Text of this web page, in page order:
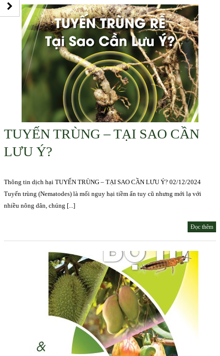
TUYẾN TRÙNG – TẠI SAO CẦN
LƯU Ý?
Thông tin dịch hại TUYẾN TRÙNG – TẠI SAO CẦN LƯU Ý? 02/12/2024
Tuyến trùng (Nematodes) là mối nguy hại tiềm ẩn tuy cũ nhưng mới lạ với
nhiều nông dân, chúng [...]
Đọc thêm